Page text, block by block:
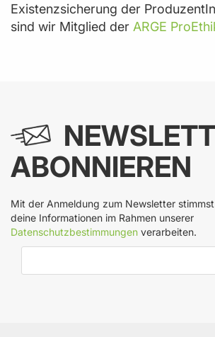
Existenzsicherung der
sind wir Mitglied der ARGE
ABONNIEREN
Mit der Anmeldung zum Newsletter
deine Informationen im Rahmen unserer
Datenschutzbestimmungen verarbeiten.